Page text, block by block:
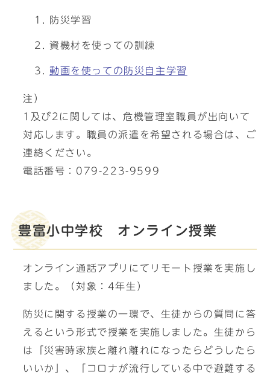
防災学習
資機材を使っての訓練
動画を使っての防災自主学習
注）
1及び2に関しては、危機管理室職員が出向いて
対応します。職員の派遣を希望される場合は、ご
連絡ください。
電話番号：079-223-9599
豊富小中学校 オンライン授業
オンライン通話アプリにてリモート授業を実施し
ました。（対象：4年生）
防災に関する授業の一環で、生徒からの質問に答
えるという形式で授業を実施しました。生徒から
は「災害時家族と離れ離れになったらどうしたら
いいか」、「コロナが流行している中で避難する